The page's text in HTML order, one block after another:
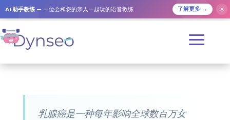
AI 助手教练 — 一位会和您的亲人一起玩的语音教练 了解更多 → ✕
乳腺癌是一种每年影响全球数百万女